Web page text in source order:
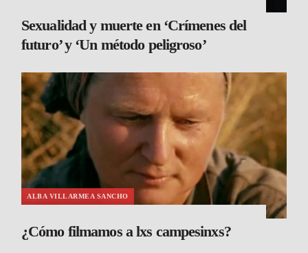
Sexualidad y muerte en ‘Crímenes del
futuro’ y ‘Un método peligroso’
ALBA VILLARMEA SANCHO
¿Cómo filmamos a lxs campesinxs?